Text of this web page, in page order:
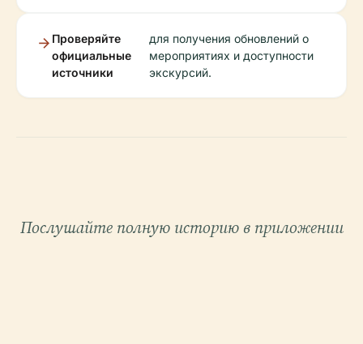
Проверяйте
официальные
источники
для получения обновлений о
мероприятиях и доступности
экскурсий.
Послушайте полную историю в приложении